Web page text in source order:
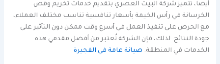
أيضًا، تتميز شركة البيت العصري بتقديم خدمات تخريم وقص
الخرسانة في رأس الخيمة بأسعار تنافسية تناسب مختلف العملاء،
مع الحرص على تنفيذ العمل في أسرع وقت ممكن دون التأثير على
جودة النتائج. لذلك، فإن الشركة تُعتبر من أفضل مقدمي هذه
الخدمات في المنطقة. صيانة عامة في الفجيرة